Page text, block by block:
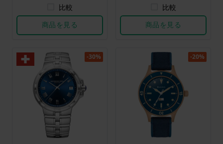
比較
商品を見る
比較
商品を見る
-30% -20%